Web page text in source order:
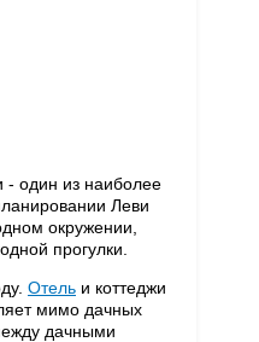
- один из наиболее
Леви
окружении,
прогулки.
Отель и коттеджи
мимо дачных
дачными